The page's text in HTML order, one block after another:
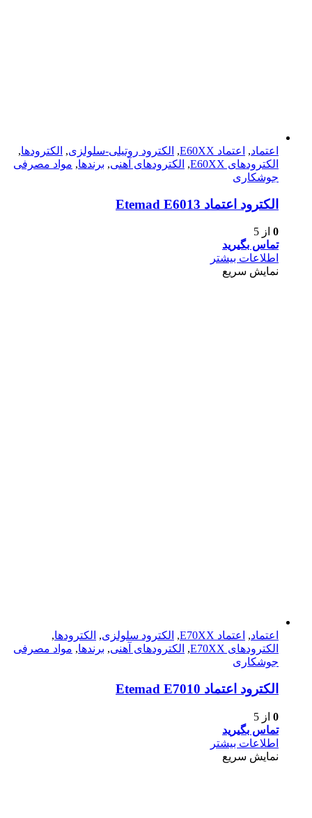
اعتماد, اعتماد E60XX , الکترود روتیلی-سلولزی, الکترودها,
الکترود‌های E60XX
, الکترود‌های آهنی, برندها, مواد مصرفی
جوشکاری
الكترود اعتماد Etemad E6013
0 از 5
تماس بگیرید
اطلاعات بیشتر
نمایش سریع
اعتماد, اعتماد E70XX , الکترود سلولزی, الکترودها,
الکترود‌های E70XX
, الکترود‌های آهنی, برندها, مواد مصرفی
جوشکاری
الكترود اعتماد Etemad E7010
0 از 5
تماس بگیرید
اطلاعات بیشتر
نمایش سریع